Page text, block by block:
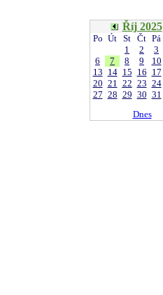
Říj 2025
Po Út St Čt Pá
1
2 3
6
7 8 9 10
13 14 15 16 17
20 21 22 23 24
27 28 29 30 31
Dnes